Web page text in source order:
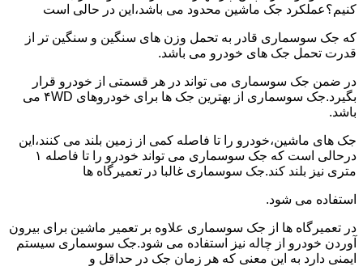
کنیم؟عملکرد جک ماشین محدود می باشد،این در حالی است
که جک سوسماری قادر به تحمل وزن های سنگین و سنگین تر از
قدرت تحمل جک های خودرو می باشد.
در ضمن جک سوسماری می تواند در هر قسمتی از خودرو قرار
بگیرد.جک سوسماری از بهترین جک ها برای خودروهای ۴WD می
باشد.
جک های ماشین،خودرو را تا فاصله کمی از زمین بلند می کنند،این
درحالی است که جک سوسماری می تواند خودرو را تا فاصله ۱
متری نیز بلند کند.جک سوسماری غالبا در تعمیرگاه ها
استفاده می شود.
در تعمیرگاه ها از جک سوسماری علاوه بر تعمیر ماشین برای بیرون
آوردن خودرو از چاله نیز استفاده می شود.جک سوسماری سیستم
ایمنی دارد به این معنی که هر زمان جک در حداقل و